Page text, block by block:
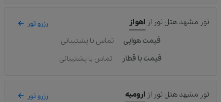
تور مشهد هتل نور از اهواز رزرو تور
قیمت هوایی
تماس با پشتیبانی
قیمت با قطار
تماس با پشتیبانی
تور مشهد هتل نور از ارومیه رزرو تور